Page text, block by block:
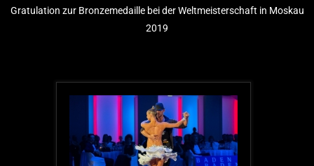
Gratulation zur Bronzemedaille bei der Weltmeisterschaft in Moskau
2019